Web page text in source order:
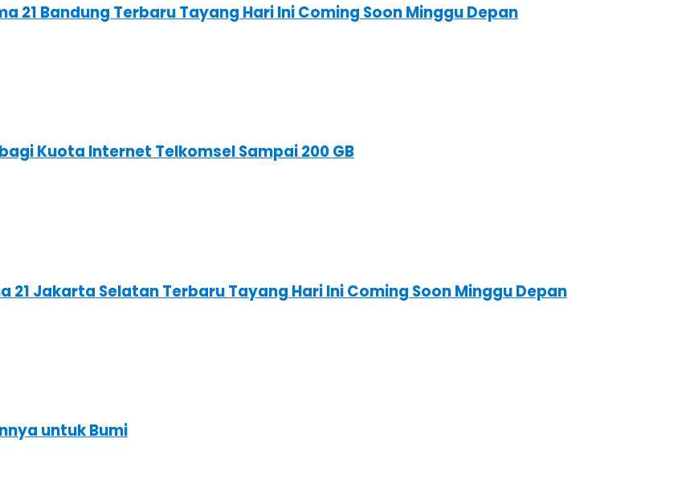
21 Bandung Terbaru Tayang Hari Ini Coming Soon Minggu Depan
Kuota Internet Telkomsel Sampai 200 GB
21 Jakarta Selatan Terbaru Tayang Hari Ini Coming Soon Minggu Depan
untuk Bumi